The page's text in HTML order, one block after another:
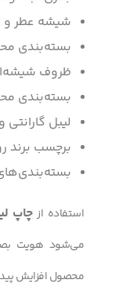
شیشه عطر و
بسته‌بندی
ظروف
بسته‌بندی
لیبل
برچسب
استفاده ازچاپ
محصول افزایش